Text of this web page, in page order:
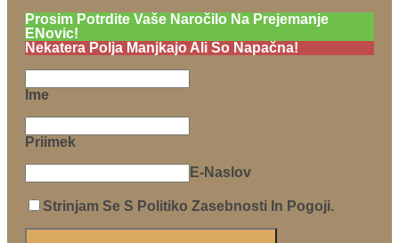
Prosim Potrdite Vaše Naročilo Na Prejemanje
ENovic!
Nekatera Polja Manjkajo Ali So Napačna!
Ime
Priimek
E-Naslov
Strinjam Se S Politiko Zasebnosti In Pogoji.